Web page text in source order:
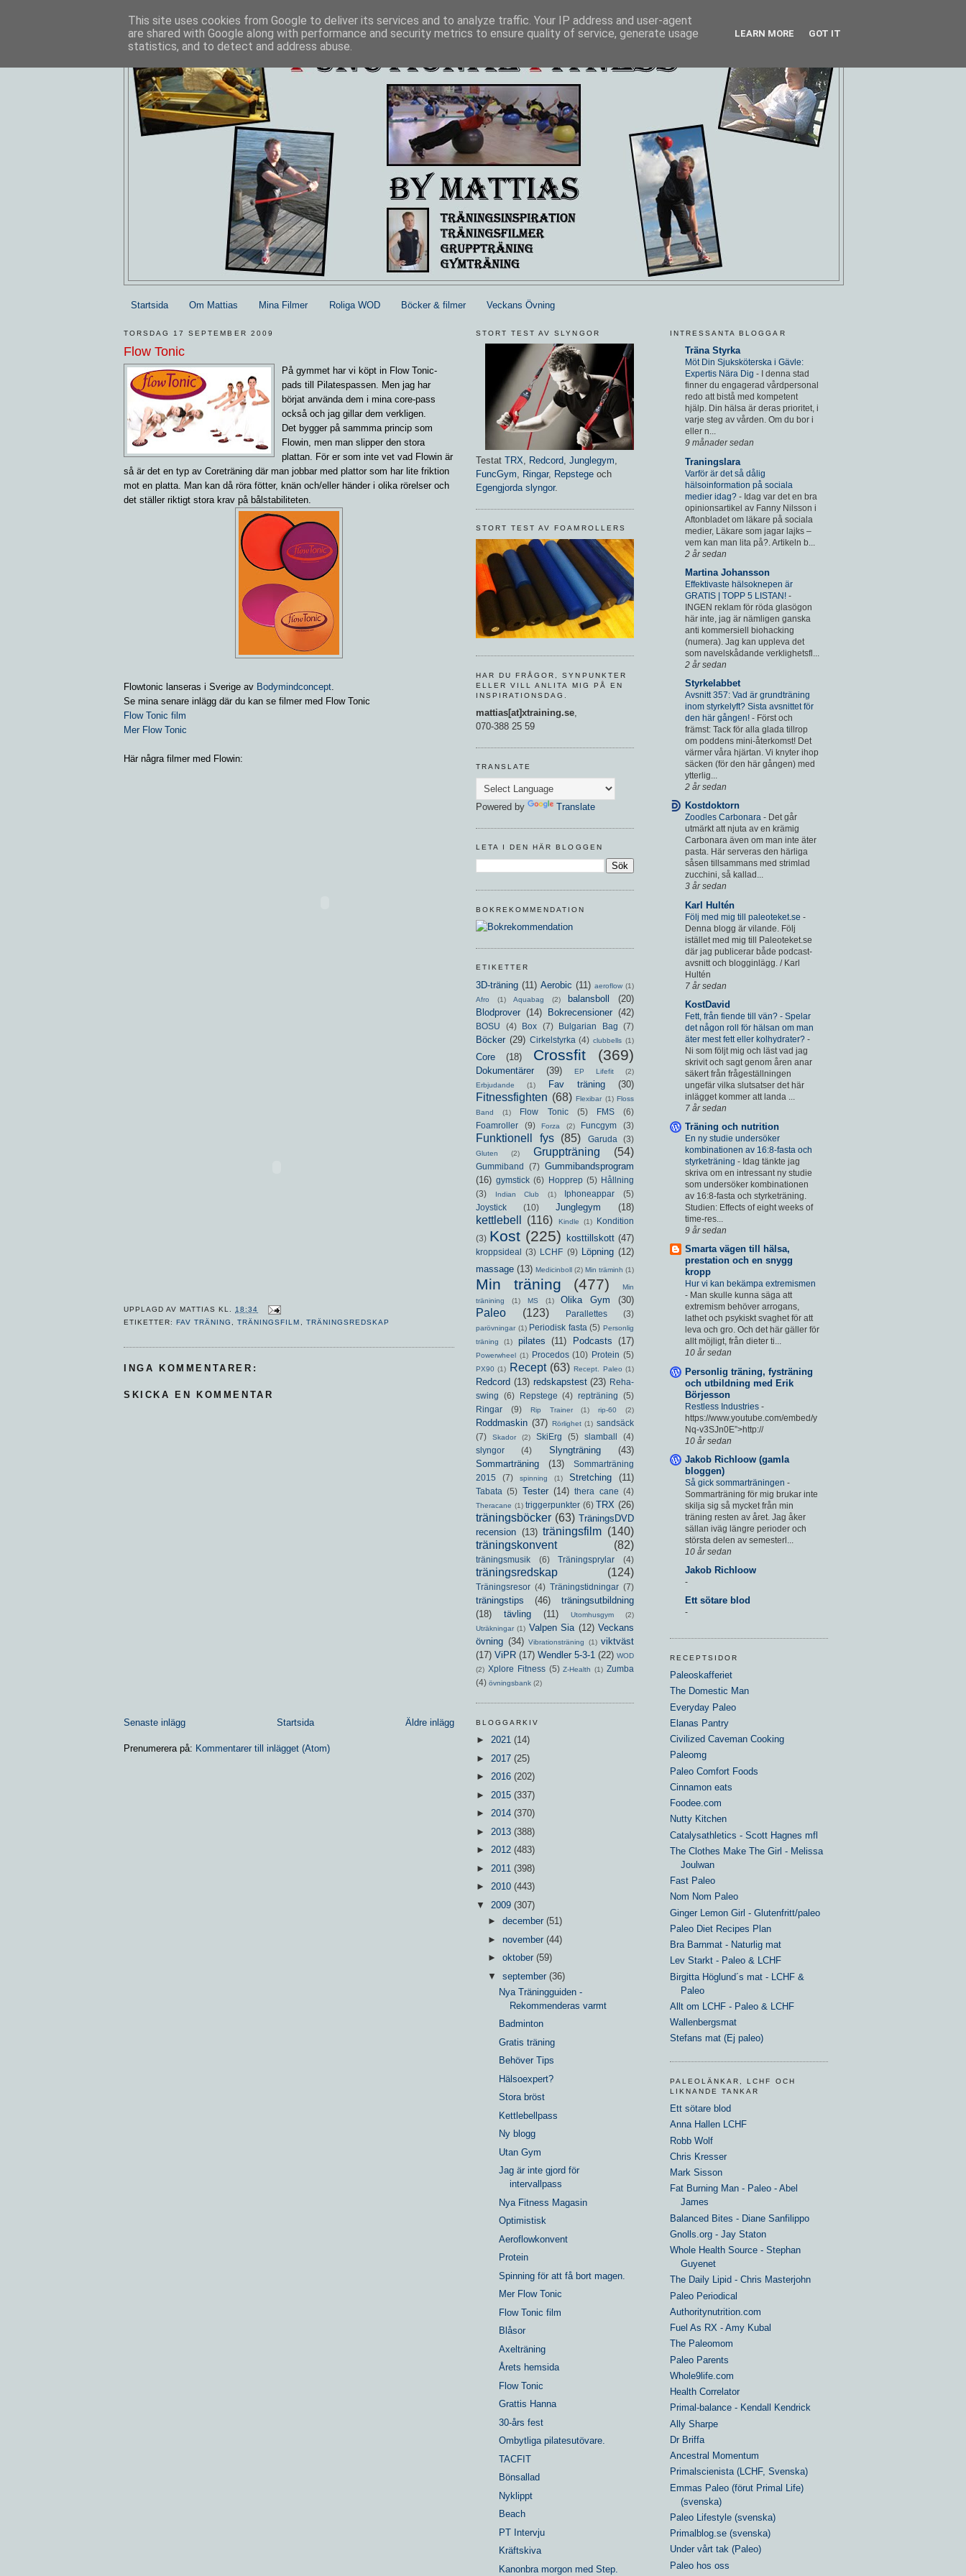
Startsida Om Mattias Mina Filmer Roliga WOD Böcker & filmer Veckans Övning
TORSDAG 17 SEPTEMBER 2009
Flow Tonic
På gymmet har vi köpt in Flow Tonic-
pads till Pilatespassen. Men jag har
börjat använda dem i mina core-pass
också och jag gillar dem verkligen.
Det bygger på sammma princip som
Flowin, men man slipper den stora
plattan. För er som inte vet vad Flowin är
så är det en typ av Coreträning där man jobbar med plattor som har lite friktion
mot en platta. Man kan då röra fötter, knän och/eller händer i olika rörelser och
det ställer riktigt stora krav på bålstabiliteten.
Flowtonic lanseras i Sverige av Bodymindconcept.
Se mina senare inlägg där du kan se filmer med Flow Tonic
Flow Tonic film
Mer Flow Tonic
Här några filmer med Flowin:
UPPLAGD AVMATTIAS KL. 18:34
ETIKETTER:FAV TRÄNING ,TRÄNINGSFILM TRÄNINGSREDSKAP
INGA KOMMENTARER:
SKICKA EN KOMMENTAR
Senaste inlägg Äldre inlägg
Startsida
Prenumerera på: Kommentarer till inlägget (Atom)
INTRESSANTA BLOGGAR
Träna Styrka
Möt Din Sjuksköterska i Gävle:
Expertis Nära Dig -
I denna stad
finner du engagerad vårdpersonal
redo att bistå med kompetent
hjälp. Din hälsa är deras prioritet, i
varje steg av vården. Om du bor i
eller n...
9 månader sedan
Traningslara
Varför är det så dålig
hälsoinformation på sociala
medier idag? - Idag var det en bra
opinionsartikel av Fanny Nilsson i
Aftonbladet om läkare på sociala
medier, Läkare som jagar lajks –
vem kan man lita på?. Artikeln b...
2 år sedan
Martina Johansson
Effektivaste hälsoknepen är
GRATIS | TOPP 5 LISTAN! -
INGEN reklam för röda glasögon
här inte, jag är nämligen ganska
anti kommersiell biohacking
(numera). Jag kan uppleva det
som navelskådande verklighetsfl...
2 år sedan
Styrkelabbet
Avsnitt 357: Vad är grundträning
inom styrkelyft? Sista avsnittet för
den här gången! - Först och
främst: Tack för alla glada tillrop
om poddens mini-återkomst! Det
värmer våra hjärtan. Vi knyter ihop
säcken (för den här gången) med
ytterlig...
2 år sedan
Kostdoktorn
Zoodles Carbonara - Det går
utmärkt att njuta av en krämig
Carbonara även om man inte äter
pasta. Här serveras den härliga
såsen tillsammans med strimlad
zucchini, så kallad...
3 år sedan
Karl Hultén
Följ med mig till paleoteket.se -
Denna blogg är vilande. Följ
istället med mig till Paleoteket.se
där jag publicerar både podcast-
avsnitt och blogginlägg. / Karl
Hultén
7 år sedan
KostDavid
Fett, från fiende till vän? - Spelar
det någon roll för hälsan om man
äter mest fett eller kolhydrater? -
Ni som följt mig och läst vad jag
skrivit och sagt genom åren anar
säkert från frågeställningen
ungefär vilka slutsatser det här
inlägget kommer att landa ...
7 år sedan
Träning och nutrition
En ny studie undersöker
kombinationen av 16:8-fasta och
styrketräning - Idag tänkte jag
skriva om en intressant ny studie
som undersöker kombinationen
av 16:8-fasta och styrketräning.
Studien: Effects of eight weeks of
time-res...
9 år sedan
Smarta vägen till hälsa,
prestation och en snygg
kropp
Hur vi kan bekämpa extremismen
- Man skulle kunna säga att
extremism behöver arrogans,
lathet och psykiskt svaghet för att
leva och gro. Och det här gäller för
allt möjligt, från dieter ti...
10 år sedan
Personlig träning, fysträning
och utbildning med Erik
Börjesson
Restless Industries -
https://www.youtube.com/embed/y
Nq-v3SJn0E”>http://
10 år sedan
Jakob Richloow (gamla
bloggen)
Så gick sommarträningen -
Sommarträning för mig brukar inte
skilja sig så mycket från min
träning resten av året. Jag åker
sällan iväg längre perioder och
största delen av semesterl...
10 år sedan
Jakob Richloow
-
Ett sötare blod
-
RECEPTSIDOR
Paleoskafferiet
The Domestic Man
Everyday Paleo
Elanas Pantry
Civilized Caveman Cooking
Paleomg
Paleo Comfort Foods
Cinnamon eats
Foodee.com
Nutty Kitchen
Catalysathletics - Scott Hagnes mfl
The Clothes Make The Girl - Melissa
Joulwan
Fast Paleo
Nom Nom Paleo
Ginger Lemon Girl - Glutenfritt/paleo
Paleo Diet Recipes Plan
Bra Barnmat - Naturlig mat
Lev Starkt - Paleo & LCHF
Birgitta Höglund´s mat - LCHF &
Paleo
Allt om LCHF - Paleo & LCHF
Wallenbergsmat
Stefans mat (Ej paleo)
PALEOLÄNKAR, LCHF OCH
LIKNANDE TANKAR
Ett sötare blod
Anna Hallen LCHF
Robb Wolf
Chris Kresser
Mark Sisson
Fat Burning Man - Paleo - Abel
James
Balanced Bites - Diane Sanfilippo
Gnolls.org - Jay Staton
Whole Health Source - Stephan
Guyenet
The Daily Lipid - Chris Masterjohn
Paleo Periodical
Authoritynutrition.com
Fuel As RX - Amy Kubal
The Paleomom
Paleo Parents
Whole9life.com
Health Correlator
Primal-balance - Kendall Kendrick
Ally Sharpe
Dr Briffa
Ancestral Momentum
Primalscienista (LCHF, Svenska)
Emmas Paleo (förut Primal Life)
(svenska)
Paleo Lifestyle (svenska)
Primalblog.se (svenska)
Under vårt tak (Paleo)
Paleo hos oss
STORT TEST AV SLYNGOR
Testat TRX, Redcord, Junglegym,
FuncGym, Ringar, Repstege och
Egengjorda slyngor.
STORT TEST AV FOAMROLLERS
HAR DU FRÅGOR, SYNPUNKTER
ELLER VILL ANLITA MIG PÅ EN
INSPIRATIONSDAG.
mattias[at]xtraining.se,
070-388 25 59
TRANSLATE
Powered by Translate
LETA I DEN HÄR BLOGGEN
BOKREKOMMENDATION
ETIKETTER
3D-träning (11) Aerobic (11) aeroflow (1)
Afro
(1) Aquabag (2) balansboll
(20)
Blodprover (14) Bokrecensioner (42)
BOSU (4) Box (7) Bulgarian Bag (7)
Böcker (29) Cirkelstyrka (4) clubbells (1)
Core (18) Crossfit (369)
Dokumentärer (39) EP Lifefit
(2)
Erbjudande
(1) Fav träning (30)
Fitnessfighten (68) Flexibar (1) Floss
Band
(1) Flow Tonic (5) FMS
(6)
Foamroller
(9) Forza (2) Funcgym (3)
Funktionell fys (85) Garuda (3)
Gluten (2) Gruppträning (54)
Gummiband (7) Gummibandsprogram
(16) gymstick (6) Hopprep (5) Hållning
(3)
Indian Club (1) Iphoneappar
(5)
Joystick
(10) Junglegym (18)
kettlebell (116) Kindle (1)
Kondition
(3) Kost (225) kosttillskott (47)
kroppsideal (3) LCHF (9) Löpning (12)
massage (13) Medicinboll (2) Min träminh (1)
Min träning (477)
Min
tränining
(1) MS (1) Olika Gym (30)
Paleo (123) Parallettes (3)
parövningar (1) Periodisk fasta (5) Personlig
träning
(1) pilates (11) Podcasts (17)
Powerwheel (1) Procedos (10) Protein (5)
PX90 (1) Recept (63) Recept. Paleo (1)
Redcord (13) redskapstest (23) Reha-
swing
(6) Repstege (4) repträning
(5)
Ringar
(9) Rip Trainer (1) rip-60 (2)
Roddmaskin (37) Rörlighet (1) sandsäck
(7)
Skador (2) SkiErg (5) slamball
(4)
slyngor
(4) Slyngträning
(43)
Sommarträning
(13)
Sommarträning
2015
(7) spinning (1) Stretching (11)
Tabata (5) Tester (14) thera cane (4)
Theracane (1) triggerpunkter (6) TRX (26)
träningsböcker (63) TräningsDVD
recension (13) träningsfilm (140)
träningskonvent
(82)
träningsmusik (6) Träningsprylar (4)
träningsredskap (124)
Träningsresor (4) Träningstidningar (7)
träningstips (46)
träningsutbildning
(18)
tävling (11) Utomhusgym
(2)
Uträkningar (1) Valpen Sia (12) Veckans
övning (34) Vibrationsträning (1) viktväst
(17) ViPR (17) Wendler 5-3-1 (22) WOD
(2) Xplore Fitness (5) Z-Health (1) Zumba
(4) övningsbank (2)
BLOGGARKIV
► 2021 (14)
► 2017 (25)
► 2016 (202)
► 2015 (337)
► 2014 (370)
► 2013 (388)
► 2012 (483)
► 2011 (398)
► 2010 (443)
▼ 2009 (307)
► december (51)
► november (44)
► oktober (59)
▼ september (36)
Nya Träningguiden -
Rekommenderas varmt
Badminton
Gratis träning
Behöver Tips
Hälsoexpert?
Stora bröst
Kettlebellpass
Ny blogg
Utan Gym
Jag är inte gjord för
intervallpass
Nya Fitness Magasin
Optimistisk
Aeroflowkonvent
Protein
Spinning för att få bort magen.
Mer Flow Tonic
Flow Tonic film
Blåsor
Axelträning
Årets hemsida
Flow Tonic
Grattis Hanna
30-års fest
Ombytliga pilatesutövare.
TACFIT
Bönsallad
Nyklippt
Beach
PT Intervju
Kräftskiva
Kanonbra morgon med Step.
This site uses cookies from Google to deliver its services and to analyze traffic. Your IP address and user-agent
are shared with Google along with performance and security metrics to ensure quality of service, generate usage
statistics, and to detect and address abuse.
LEARN MORE GOT IT